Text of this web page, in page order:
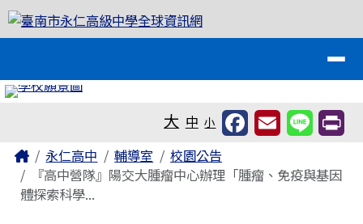
跳至主內容區
臺南市永仁高級中學全球資訊網
大 中 小
主內容區域
Home永仁高中 輔導室
校園公告
『高中營隊』陽交大腫瘤中心辦理「腫瘤、免疫與基因
體探索科學...
頁尾區域